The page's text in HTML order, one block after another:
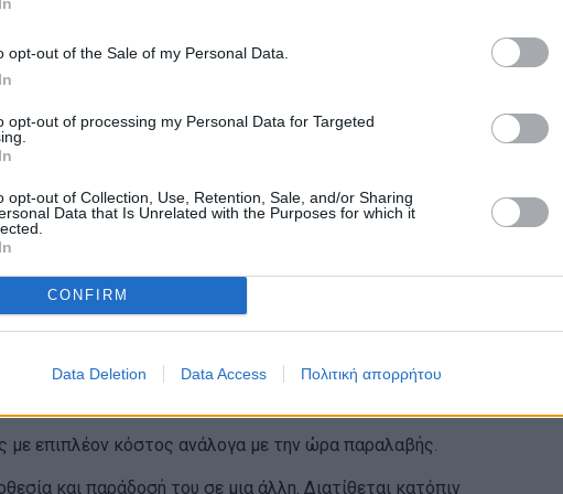
opt-out of the Sale of my Personal Data.
opt-out of processing my Personal Data for Targeted
opt-out of Collection, Use, Retention, Sale, and/or Sharing
Data that Is Unrelated with the Purposes for which it
CONFIRM
Data Deletion Data Access Πολιτική απορρήτου
νωρίτερα από το τέλος της περιόδου ενοικίασης.
νησιού της Κρήτης.
που διαπράχθηκαν κατά την περίοδο ενοικίασης
πρέπει να ενημερωθεί. Εάν το πρόστιμο ανακαλυφθεί
μισθωτή.
ενημερώσετε αμέσως για να σας δώσουμε ένα εφεδρικό. Το
μισθωτή και δεν καλύπτεται από καμία ασφάλιση.
με επιπλέον κόστος ανάλογα με την ώρα παραλαβής.
και παράδοσή του σε μια άλλη. Διατίθεται κατόπιν